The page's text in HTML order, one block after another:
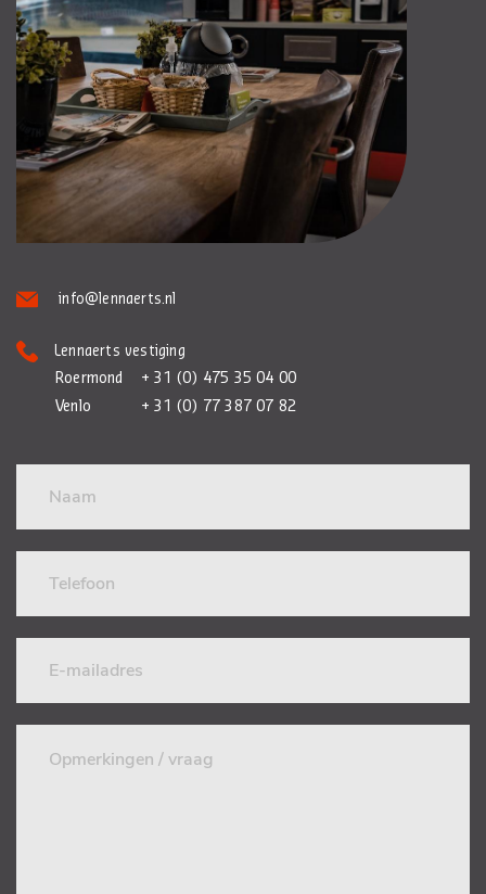
info@lennaerts.nl
Lennaerts vestiging
Roermond
+ 31 (0) 475 35 04 00
Venlo
+ 31 (0) 77 387 07 82